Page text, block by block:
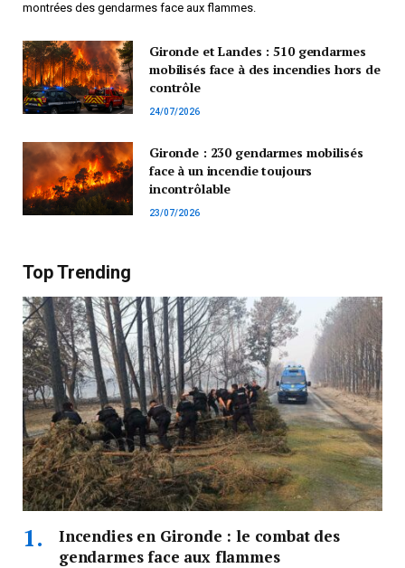
montrées des gendarmes face aux flammes.
Gironde et Landes : 510 gendarmes
mobilisés face à des incendies hors de
contrôle
24/07/2026
Gironde : 230 gendarmes mobilisés
face à un incendie toujours
incontrôlable
23/07/2026
Top Trending
Incendies en Gironde : le combat des
gendarmes face aux flammes